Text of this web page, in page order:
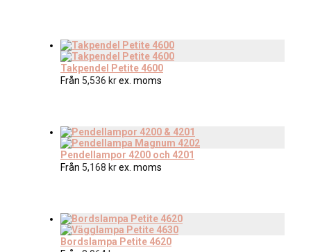
Takpendel Petite 4600
Från 5,536 krex. moms
Pendellampor 4200 och 4201
Från 5,168 krex. moms
Bordslampa Petite 4620